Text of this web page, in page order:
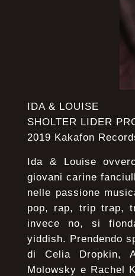
IDA & LOUISE
SHOLTER LIDER
2019 Kakafon
Ida & Louise
giovani carine
nelle passione
pop, rap, trip trap,
invece no, si
yiddish. Prendendo
di Celia Dropkin,
Molowsky e Rachel